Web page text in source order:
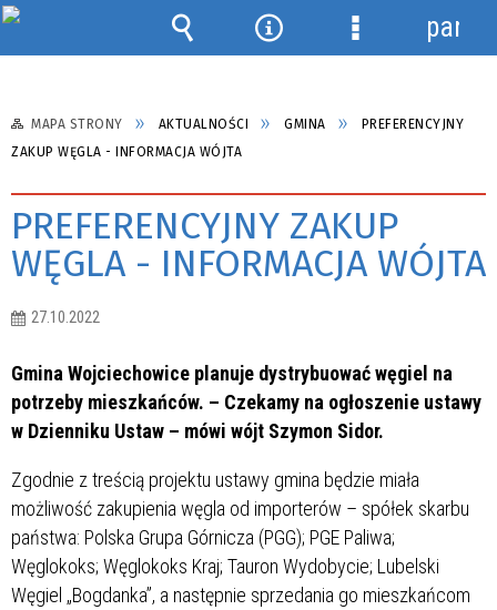
MAPA STRONY AKTUALNOŚCI GMINA
PREFERENCYJNY
ZAKUP WĘGLA - INFORMACJA WÓJTA
PREFERENCYJNY ZAKUP
WĘGLA - INFORMACJA WÓJTA
27.10.2022
Gmina Wojciechowice planuje dystrybuować węgiel na
potrzeby mieszkańców. – Czekamy na ogłoszenie ustawy
w Dzienniku Ustaw – mówi wójt Szymon Sidor.
Zgodnie z treścią projektu ustawy gmina będzie miała
możliwość zakupienia węgla od importerów – spółek skarbu
państwa: Polska Grupa Górnicza (PGG); PGE Paliwa;
Węglokoks; Węglokoks Kraj; Tauron Wydobycie; Lubelski
Węgiel „Bogdanka”, a następnie sprzedania go mieszkańcom
Wyszukiwarka
NarzędziaMenu
panel